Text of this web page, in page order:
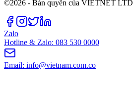
©2026 - Bản quyền của VIETNET LTD
Zalo
Hotline & Zalo: 083 530 0000
Email: info@vietnam.com.co